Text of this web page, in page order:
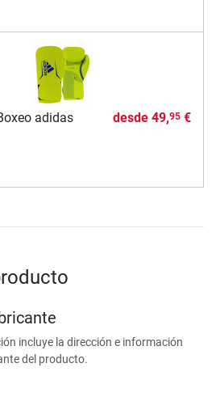
adidas
desde 49,95€
incluye la dirección e información
del producto.